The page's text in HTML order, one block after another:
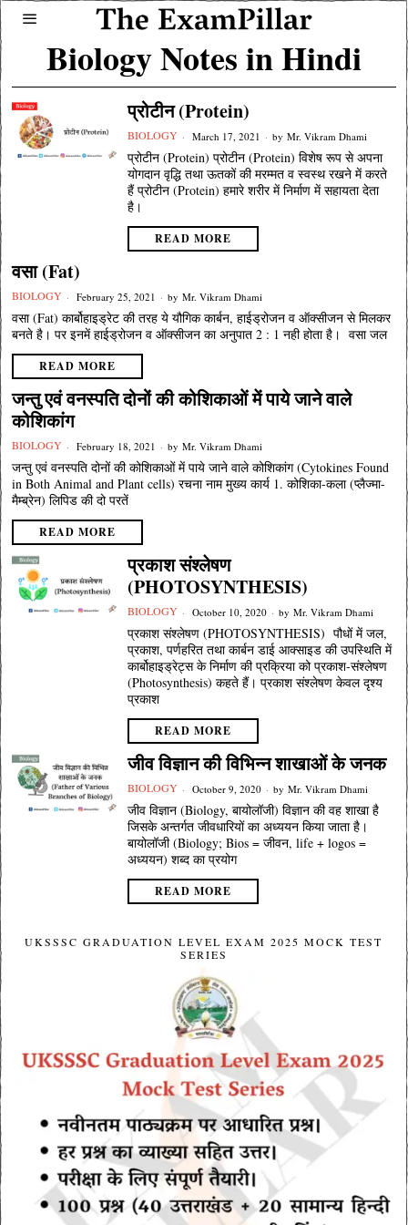
Biology Notes in Hindi
प्रोटीन (Protein)
BIOLOGY March 17, 2021 by Mr. Vikram Dhami
प्रोटीन (Protein) प्रोटीन (Protein) विशेष रूप से अपना
योगदान वृद्धि तथा ऊतकों की मरम्मत व स्वस्थ रखने में करते
हैं प्रोटीन (Protein) हमारे शरीर में निर्माण में सहायता देता
है।
READ MORE
वसा (Fat)
BIOLOGY February 25, 2021 by Mr. Vikram Dhami
वसा (Fat) कार्बोहाइड्रेट की तरह ये यौगिक कार्बन, हाईड्रोजन व ऑक्सीजन से मिलकर
बनते है। पर इनमें हाईड्रोजन व ऑक्सीजन का अनुपात 2 : 1 नही होता है। वसा जल
READ MORE
जन्तु एवं वनस्पति दोनों की कोशिकाओं में पाये जाने वाले
कोशिकांग
BIOLOGY February 18, 2021 by Mr. Vikram Dhami
जन्तु एवं वनस्पति दोनों की कोशिकाओं में पाये जाने वाले कोशिकांग (Cytokines Found
in Both Animal and Plant cells) रचना नाम मुख्य कार्य 1. कोशिका-कला (प्लैज्मा-
मैम्ब्रेन) लिपिड की दो परतें
READ MORE
प्रकाश संश्लेषण
(PHOTOSYNTHESIS)
BIOLOGY October 10, 2020 by Mr. Vikram Dhami
प्रकाश संश्लेषण (PHOTOSYNTHESIS) पौधों में जल,
प्रकाश, पर्णहरित तथा कार्बन डाई आक्साइड की उपस्थिति में
कार्बोहाइड्रेट्स के निर्माण की प्रक्रिया को प्रकाश-संश्लेषण
(Photosynthesis) कहते हैं। प्रकाश संश्लेषण केवल दृश्य
प्रकाश
READ MORE
जीव विज्ञान की विभिन्न शाखाओं के जनक
BIOLOGY October 9, 2020 by Mr. Vikram Dhami
जीव विज्ञान (Biology, बायोलॉजी) विज्ञान की वह शाखा है
जिसके अन्तर्गत जीवधारियों का अध्ययन किया जाता है।
बायोलॉजी (Biology; Bios = जीवन, life + logos =
अध्ययन) शब्द का प्रयोग
READ MORE
UKSSSC GRADUATION LEVEL EXAM 2025 MOCK TEST
SERIES